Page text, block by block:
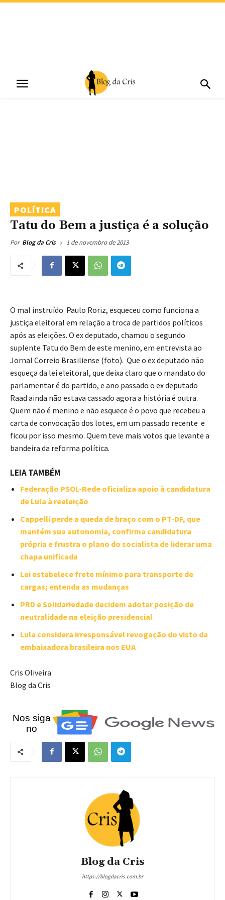
POLÍTICA
Tatu do Bem a justiça é a solução
Por Blog da Cris 1 de novembro de 2013
O mal instruído Paulo Roriz, esqueceu como funciona a
justiça eleitoral em relação a troca de partidos políticos
após as eleições. O ex deputado, chamou o segundo
suplente Tatu do Bem de este menino, em entrevista ao
Jornal Correio Brasiliense (foto). Que o ex deputado não
esqueça da lei eleitoral, que deixa claro que o mandato do
parlamentar é do partido, e ano passado o ex deputado
Raad ainda não estava cassado agora a história é outra.
Quem não é menino e não esquece é o povo que recebeu a
carta de convocação dos lotes, em um passado recente e
ficou por isso mesmo. Quem teve mais votos que levante a
bandeira da reforma política.
LEIA TAMBÉM
Federação PSOL-Rede oficializa apoio à candidatura
de Lula à reeleição
Cappelli perde a queda de braço com o PT-DF, que
mantém sua autonomia, confirma candidatura
própria e frustra o plano do socialista de liderar uma
chapa unificada
Lei estabelece frete mínimo para transporte de
cargas; entenda as mudanças
PRD e Solidariedade decidem adotar posição de
neutralidade na eleição presidencial
Lula considera irresponsável revogação do visto da
embaixadora brasileira nos EUA
Cris Oliveira
Blog da Cris
Nos siga
no
Blog da Cris
https://blogdacris.com.br